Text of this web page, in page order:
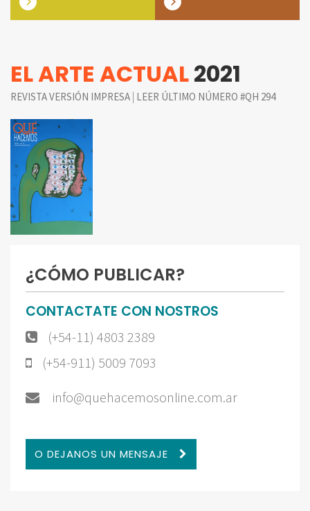
EL ARTE ACTUAL2021
REVISTA VERSIÓN IMPRESA | LEER ÚLTIMO NÚMERO #QH 294
¿CÓMO PUBLICAR?
CONTACTATE CON NOSTROS
(+54-11) 4803 2389
(+54-911) 5009 7093
info@quehacemosonline.com.ar
O DEJANOS UN MENSAJE